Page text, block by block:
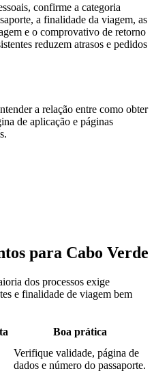
confirme a categoria
a finalidade da viagem, as
e o comprovativo de retorno
reduzem atrasos e pedidos
a relação entre como obter
de aplicação e páginas
para Cabo Verde
dos processos exige
e finalidade de viagem bem
Boa prática
Verifique validade, página de
dados e número do passaporte.